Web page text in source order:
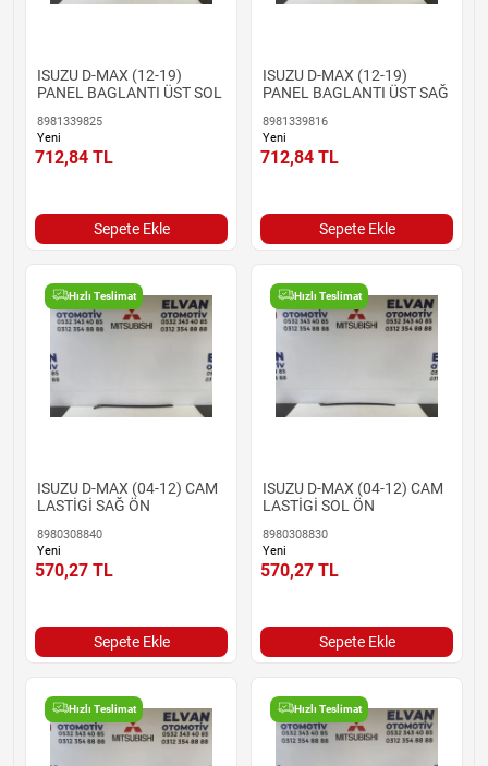
ISUZU D-MAX (12-19)
PANEL BAGLANTI ÜST SOL
8981339825
Yeni
712,84 TL
Sepete Ekle
ISUZU D-MAX (12-19)
PANEL BAGLANTI ÜST SAĞ
8981339816
Yeni
712,84 TL
Sepete Ekle
Hızlı Teslimat
ISUZU D-MAX (04-12) CAM
LASTİGİ SAĞ ÖN
8980308840
Yeni
570,27 TL
Sepete Ekle
Hızlı Teslimat
ISUZU D-MAX (04-12) CAM
LASTİGİ SOL ÖN
8980308830
Yeni
570,27 TL
Sepete Ekle
Hızlı Teslimat Hızlı Teslimat